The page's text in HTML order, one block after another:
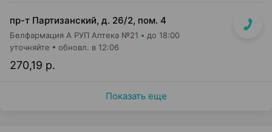
пр-т Партизанский, д. 26/2, пом. 4
Белфармация А РУП Аптека №21 до 18:00
270,19 р.
уточняйте обновл. в 12:06
Показать еще